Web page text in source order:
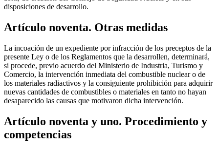
disposiciones de desarrollo.
Artículo noventa. Otras medidas
La incoación de un expediente por infracción de los preceptos de la
presente Ley o de los Reglamentos que la desarrollen, determinará,
si procede, previo acuerdo del Ministerio de Industria, Turismo y
Comercio, la intervención inmediata del combustible nuclear o de
los materiales radiactivos y la consiguiente prohibición para adquirir
nuevas cantidades de combustibles o materiales en tanto no hayan
desaparecido las causas que motivaron dicha intervención.
Artículo noventa y uno. Procedimiento y
competencias